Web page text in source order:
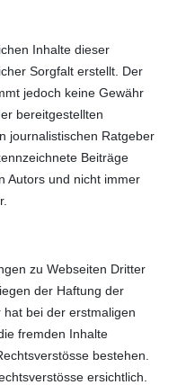
Inhalte dieser
Sorgfalt erstellt. Der
jedoch keine Gewähr
bereitgestellten
journalistischen Ratgeber
Beiträge
Autors und nicht immer
zu Webseiten Dritter
der Haftung der
hat bei der erstmaligen
fremden Inhalte
bestehen.
ersichtlich.